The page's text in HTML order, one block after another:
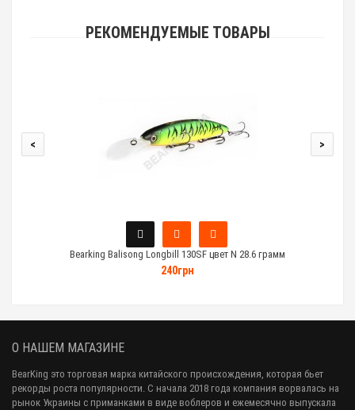
РЕКОМЕНДУЕМЫЕ ТОВАРЫ
Bearking Balisong Longbill 130SF цвет N 28.6 грамм
240грн
< >
О НАШЕМ МАГАЗИНЕ
BearKing это торговая марка китайского происхождения, которая бьет
рекорды роста популярности. С начала 2018 года компания ворвалась на
рынок Украины с приманками в виде воблеров и ежемесячно выпускала